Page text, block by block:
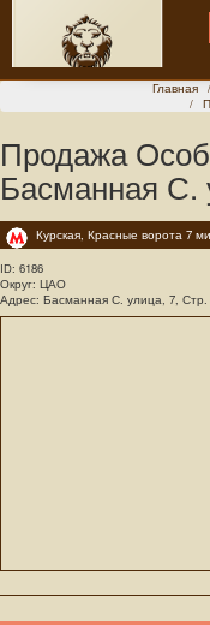
Главная
Продажа
Басманная С.
Курская, Красные ворота 7
ID: 6186
Округ: ЦАО
Адрес: Басманная С. улица, 7, Стр.